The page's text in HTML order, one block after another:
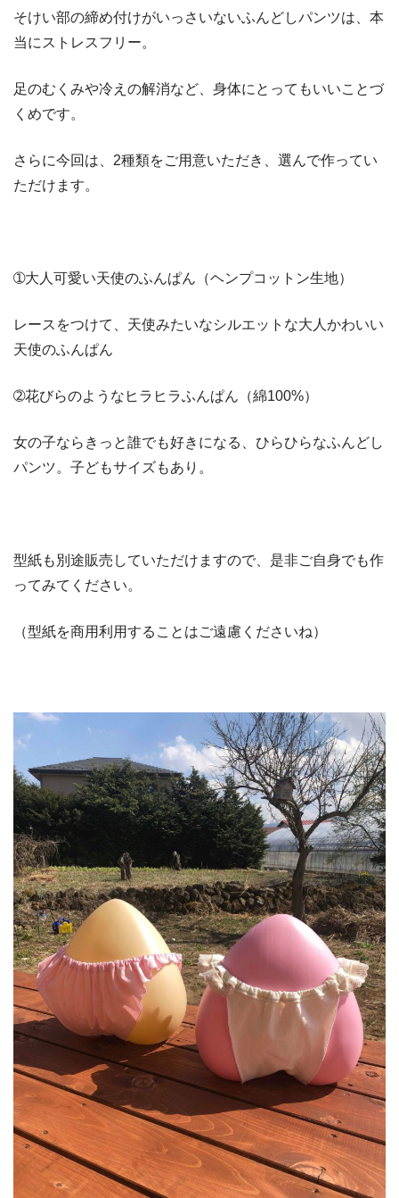
そけい部の締め付けがいっさいないふんどしパンツは、本
当にストレスフリー。
足のむくみや冷えの解消など、身体にとってもいいことづ
くめです。
さらに今回は、2種類をご用意いただき、選んで作ってい
ただけます。
➀大人可愛い天使のふんぱん（ヘンプコットン生地）
レースをつけて、天使みたいなシルエットな大人かわいい
天使のふんぱん
➁花びらのようなヒラヒラふんぱん（綿100%）
女の子ならきっと誰でも好きになる、ひらひらなふんどし
パンツ。子どもサイズもあり。
型紙も別途販売していただけますので、是非ご自身でも作
ってみてください。
（型紙を商用利用することはご遠慮くださいね）